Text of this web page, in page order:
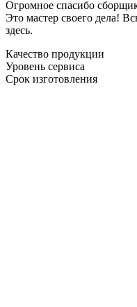
Огромное спасибо
Это мастер своего дела!
здесь.
Качество продукции
Уровень сервиса
Срок изготовления